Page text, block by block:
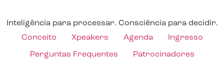
Inteligência para processar. Consciência para decidir.
Conceito
Xpeakers Agenda Ingresso
Perguntas Frequentes Patrocinadores